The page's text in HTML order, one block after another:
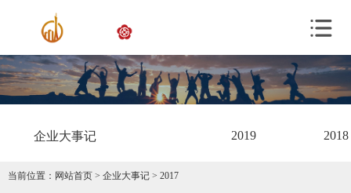
企业大事记 2019 2018
当前位置： 网站首页 > 企业大事记 > 2017